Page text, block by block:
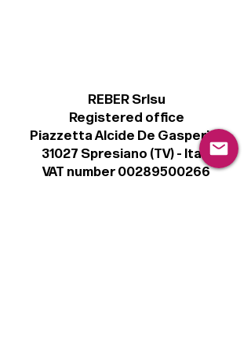
REBER Srlsu
Registered office
Piazzetta Alcide De Gasperi, 3
31027 Spresiano (TV) - Italy
VAT number 00289500266